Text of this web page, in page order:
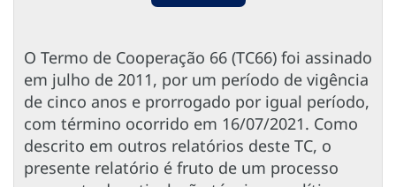
O Termo de Cooperação 66 (TC66) foi assinado
em julho de 2011, por um período de vigência
de cinco anos e prorrogado por igual período,
com término ocorrido em 16/07/2021. Como
descrito em outros relatórios deste TC, o
presente relatório é fruto de um processo